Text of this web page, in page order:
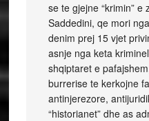
se te gjejne “krimin”
Saddedini, qe mori
denim prej 15 vjet
asnje nga keta
shqiptaret e
burrerise te kerkojne
antinjerezore,
“historianet” dhe as